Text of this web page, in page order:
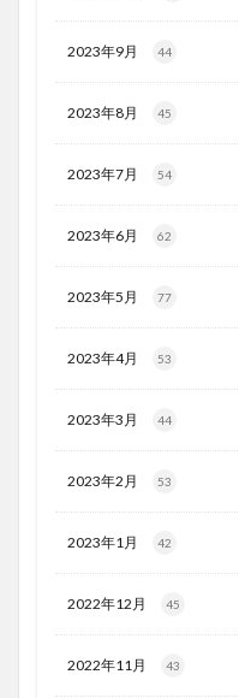
2023年9月 44
2023年8月 45
2023年7月 54
2023年6月 62
2023年5月 77
2023年4月 53
2023年3月 44
2023年2月 53
2023年1月 42
2022年12月 45
2022年11月 43